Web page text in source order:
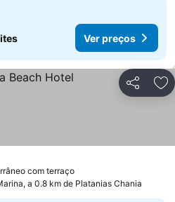
Ver preços
Partilhar
com terraçoVer preços
preços
a 0.8 km de Platanias Chania